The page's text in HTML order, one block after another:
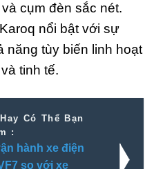
cụm đèn sắc nét.
nổi bật với sự
năng tùy biến linh hoạt
tinh tế.
Có Thể Bạn
:
hành xe điện
so với xe